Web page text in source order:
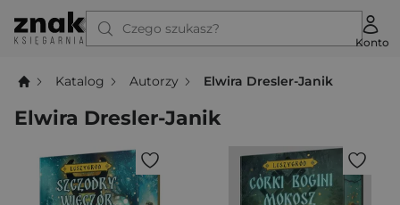
Czego szukasz?
Konto
Katalog Autorzy Elwira Dresler-Janik
Elwira Dresler-Janik